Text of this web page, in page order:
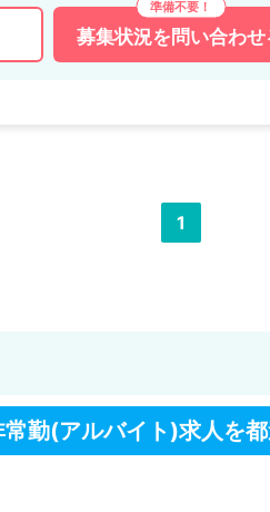
募集状況を 問い合わせ
1
常勤(アルバイト)求人を